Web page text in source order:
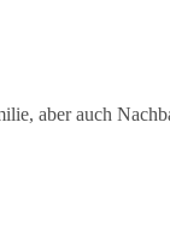
aber auch